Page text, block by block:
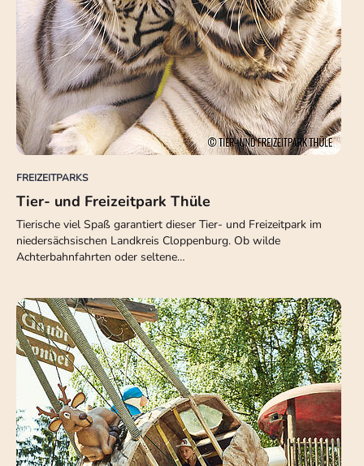
FREIZEITPARKS
Tier- und Freizeitpark Thüle
Tierische viel Spaß garantiert dieser Tier- und Freizeitpark im
niedersächsischen Landkreis Cloppenburg. Ob wilde
Achterbahnfahrten oder seltene…